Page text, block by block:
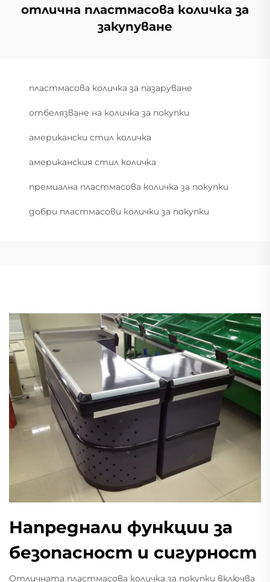
отлична пластмасова количка за
закупуване
пластмасова количка за пазаруване
отбелязване на количка за покупки
американски стил количка
американския стил количка
премиална пластмасова количка за покупки
добри пластмасови колички за покупки
Напреднали функции за
безопасност и сигурност
Отличната пластмасова количка за покупки включва